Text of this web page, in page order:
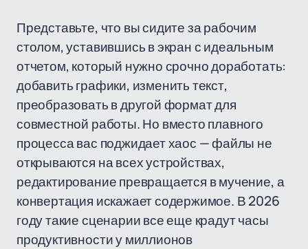
Представьте, что вы сидите за рабочим
столом, уставившись в экран с идеальным
отчетом, который нужно срочно доработать:
добавить графики, изменить текст,
преобразовать в другой формат для
совместной работы. Но вместо плавного
процесса вас поджидает хаос — файлы не
открываются на всех устройствах,
редактирование превращается в мучение, а
конвертация искажает содержимое. В 2026
году такие сценарии все еще крадут часы
продуктивности у миллионов